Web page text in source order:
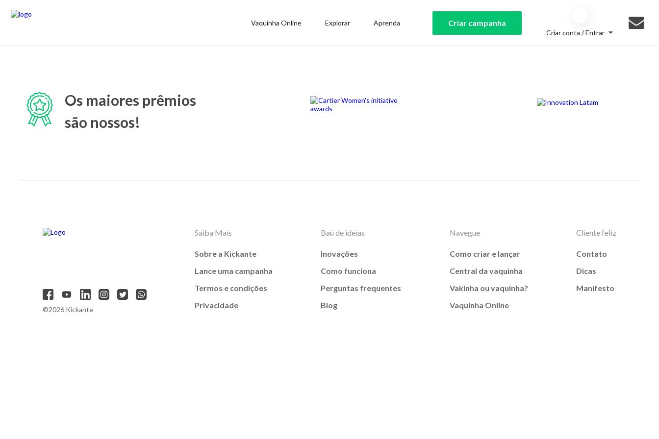
Vaquinha Online Explorar Aprenda Criar campanha
Criar conta / Entrar
Os maiores prêmios
são nossos!
©2026 Kickante
Saiba Mais
Sobre a Kickante
Lance uma campanha
Termos e condições
Privacidade
Baú de ideias
Inovações
Como funciona
Perguntas frequentes
Blog
Navegue
Como criar e lançar
Central da vaquinha
Vakinha ou vaquinha?
Vaquinha Online
Cliente feliz
Contato
Dicas
Manifesto